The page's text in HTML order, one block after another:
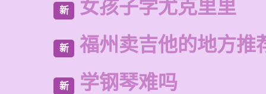
新 女孩子学尤克里里
新 福州卖吉他的地方推
新 学钢琴难吗